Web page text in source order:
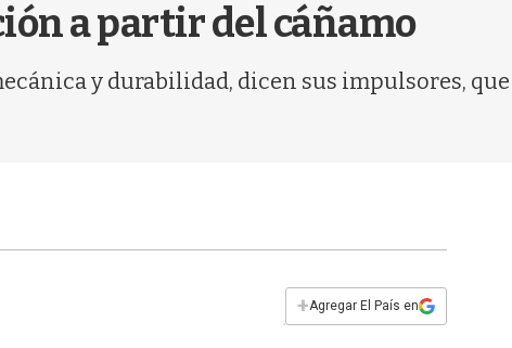
a partir del cáñamo
y durabilidad, dicen sus impulsores,
+Agregar El País en